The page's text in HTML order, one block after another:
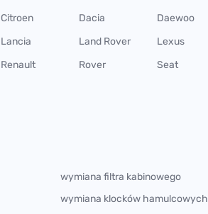
Citroen Dacia Daewoo
Lancia Land Rover Lexus
Renault Rover Seat
wymiana filtra kabinowego
wymiana klocków hamulcowych